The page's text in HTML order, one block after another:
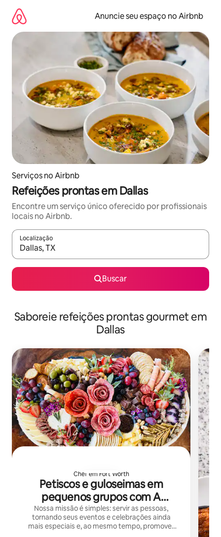
para
conteúdo
Anuncie seu espaço no Airbnb
Serviços no Airbnb
Refeições prontas em Dallas
Encontre um serviço único oferecido por profissionais
locais no Airbnb.
Localização
Quando os resultados estiverem disponíveis, explore-os
Buscar
Saboreie refeições prontas gourmet em
Dallas
Chef em Fort Worth
Petiscos e guloseimas em
pequenos grupos com A
Sprinkle of Salt
Nossa missão é simples: servir as pessoas,
tornando seus eventos e celebrações ainda
mais especiais e, ao mesmo tempo, promover